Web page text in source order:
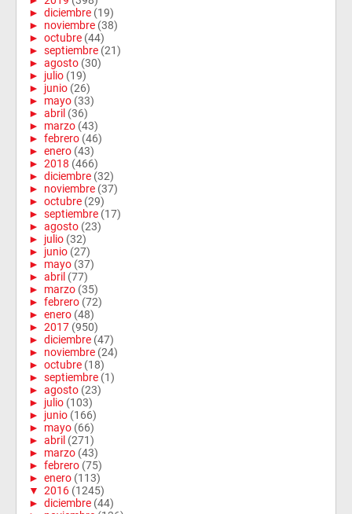
► diciembre (19)
► noviembre (38)
► octubre (44)
► septiembre (21)
► agosto (30)
► julio (19)
► junio (26)
► mayo (33)
► abril (36)
► marzo (43)
► febrero (46)
► enero (43)
► 2018 (466)
► diciembre (32)
► noviembre (37)
► octubre (29)
► septiembre (17)
► agosto (23)
► julio (32)
► junio (27)
► mayo (37)
► abril (77)
► marzo (35)
► febrero (72)
► enero (48)
► 2017 (950)
► diciembre (47)
► noviembre (24)
► octubre (18)
► septiembre (1)
► agosto (23)
► julio (103)
► junio (166)
► mayo (66)
► abril (271)
► marzo (43)
► febrero (75)
► enero (113)
▼ 2016 (1245)
► diciembre (44)